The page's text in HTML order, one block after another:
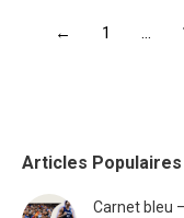
← 1 …
Articles Populaires
Carnet bleu